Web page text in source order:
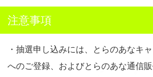
注意事項
・抽選申し込みには、とらのあなキ
へのご登録、およびとらのあな通信